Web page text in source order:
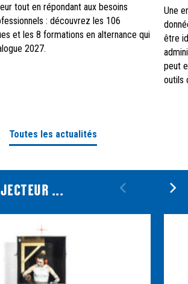
tout en répondant aux besoins
: découvrez les 106
et les 8 formations en alternance qui
2027.
Une
être
peut
outils
Toutes les actualités
...